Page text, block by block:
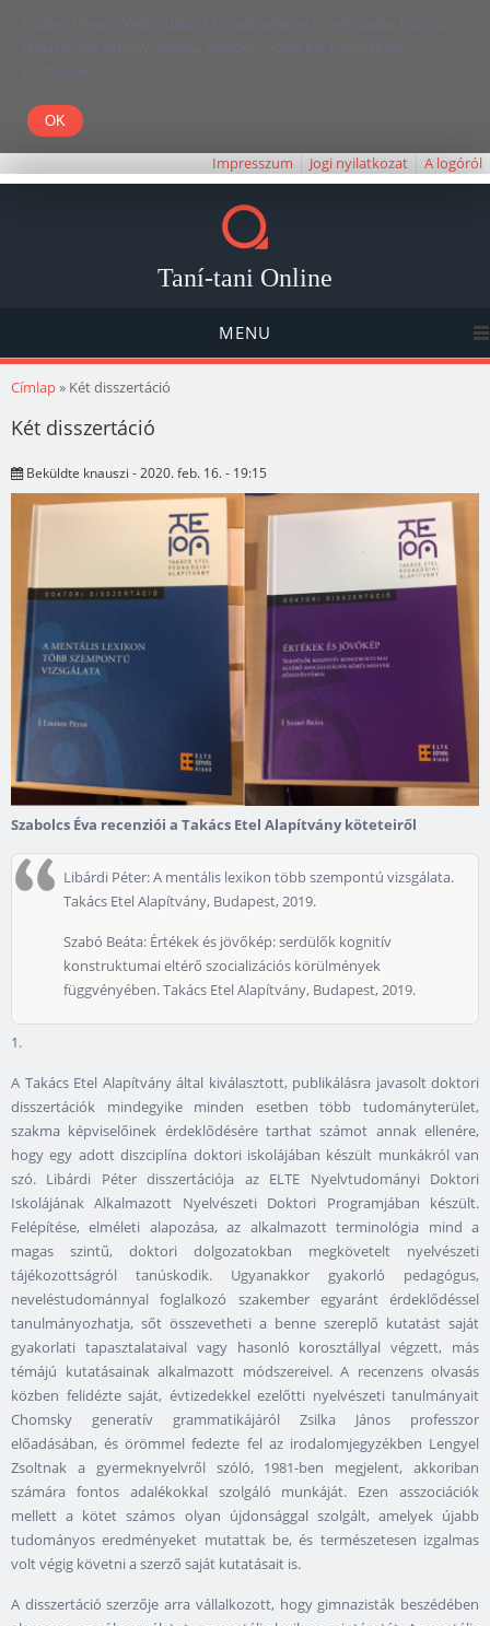
Kedves Olvasó! Weboldalunk böngészésével Ön elfogadja, hogy a
felhasználói élmény javítása céljából cookie-kat használunk.
Köszönjük!
Impresszum Jogi nyilatkozat A logóról
Taní-tani Online
MENU
Jelenlegi hely
Címlap» Két disszertáció
Két disszertáció
Beküldte knauszi - 2020. feb. 16. - 19:15
Szabolcs Éva recenziói a Takács Etel Alapítvány köteteiről
Libárdi Péter: A mentális lexikon több szempontú vizsgálata.
Takács Etel Alapítvány, Budapest, 2019.
Szabó Beáta: Értékek és jövőkép: serdülők kognitív
konstruktumai eltérő szocializációs körülmények
függvényében. Takács Etel Alapítvány, Budapest, 2019.
1.
A Takács Etel Alapítvány által kiválasztott, publikálásra javasolt doktori
disszertációk mindegyike minden esetben több tudományterület,
szakma képviselőinek érdeklődésére tarthat számot annak ellenére,
hogy egy adott diszciplína doktori iskolájában készült munkákról van
szó. Libárdi Péter disszertációja az ELTE Nyelvtudományi Doktori
Iskolájának Alkalmazott Nyelvészeti Doktori Programjában készült.
Felépítése, elméleti alapozása, az alkalmazott terminológia mind a
magas szintű, doktori dolgozatokban megkövetelt nyelvészeti
tájékozottságról tanúskodik. Ugyanakkor gyakorló pedagógus,
neveléstudománnyal foglalkozó szakember egyaránt érdeklődéssel
tanulmányozhatja, sőt összevetheti a benne szereplő kutatást saját
gyakorlati tapasztalataival vagy hasonló korosztállyal végzett, más
témájú kutatásainak alkalmazott módszereivel. A recenzens olvasás
közben felidézte saját, évtizedekkel ezelőtti nyelvészeti tanulmányait
Chomsky generatív grammatikájáról Zsilka János professzor
előadásában, és örömmel fedezte fel az irodalomjegyzékben Lengyel
Zsoltnak a gyermeknyelvről szóló, 1981-ben megjelent, akkoriban
számára fontos adalékokkal szolgáló munkáját. Ezen asszociációk
mellett a kötet számos olyan újdonsággal szolgált, amelyek újabb
tudományos eredményeket mutattak be, és természetesen izgalmas
volt végig követni a szerző saját kutatásait is.
A disszertáció szerzője arra vállalkozott, hogy gimnazisták beszédében